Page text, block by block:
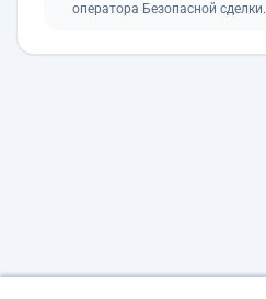
оператора Безопасной сделки.